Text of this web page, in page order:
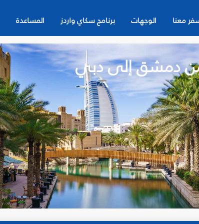
معنا الوجهات برنامج سكاي واردز المساعدة
من دمشق إلى دبي